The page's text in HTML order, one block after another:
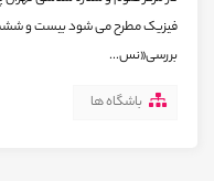
فیزیک مطرح می شود بیست و
بررسی«نس...
باشگاه ها